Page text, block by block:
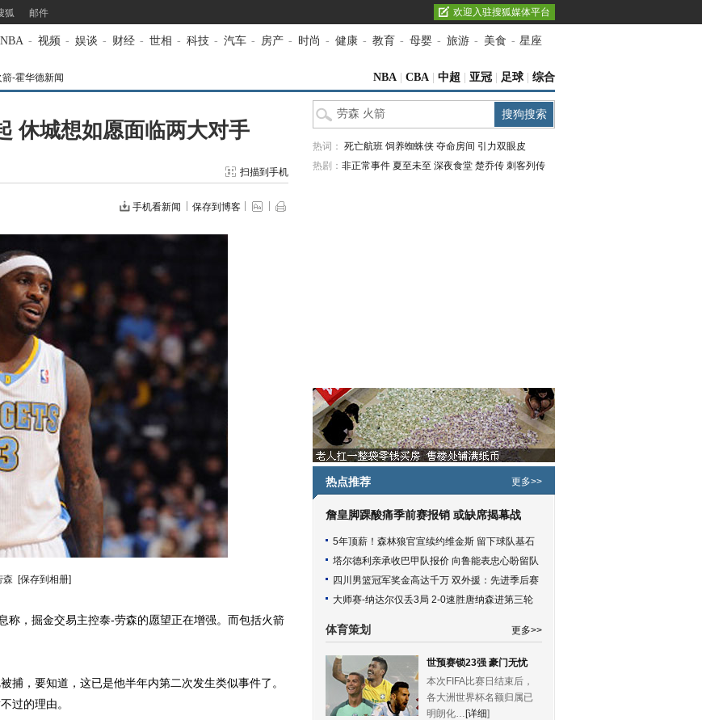
狐 邮件 欢迎入驻搜狐媒体平台
NBA - 视频 - 娱谈 - 财经 - 世相 - 科技 - 汽车 - 房产 - 时尚 - 健康 - 教育 - 母婴 - 旅游 - 美食 - 星座
箭-霍华德新闻 NBA CBA 中超 亚冠 足球 综合
休城想如愿面临两大对手
扫描到手机
手机看新闻 保存到博客
森 [保存到相册]
，掘金交易主控泰-劳森的愿望正在增强。而包括火箭
，要知道，这已是他半年内第二次发生类似事件了。
过的理由。
热词： 死亡航班 饲养蜘蛛侠 夺命房间 引力双眼皮
热剧： 非正常事件 夏至未至 深夜食堂 楚乔传 刺客列传
热点推荐 更多>>
詹皇脚踝酸痛季前赛报销 或缺席揭幕战
5年顶薪！森林狼官宣续约维金斯 留下球队基石
塔尔德利亲承收巴甲队报价 向鲁能表忠心盼留队
四川男篮冠军奖金高达千万 双外援：先进季后赛
大师赛-纳达尔仅丢3局 2-0速胜唐纳森进第三轮
体育策划 更多>>
世预赛锁23强 豪门无忧
本次FIFA比赛日结束后，
各大洲世界杯名额归属已
明朗化… [详细]